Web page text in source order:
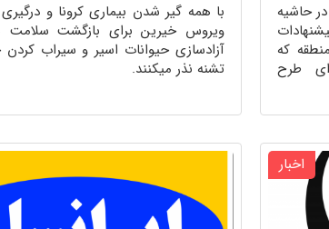
حاشیه
که
طرح
با همه گیر شدن بیماری کرونا و
ویروس خیرین برای بازگشت سلامت
آزادسازی حیوانات اسیر و سیراب
تشنه نذر میکنند.
اخبار